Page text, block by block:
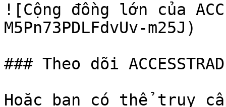
![Cộng đồng lớn của
M5Pn73PDLFdvUv-m25J)
### Theo dõi
Hoặc bạn có thể truy cập